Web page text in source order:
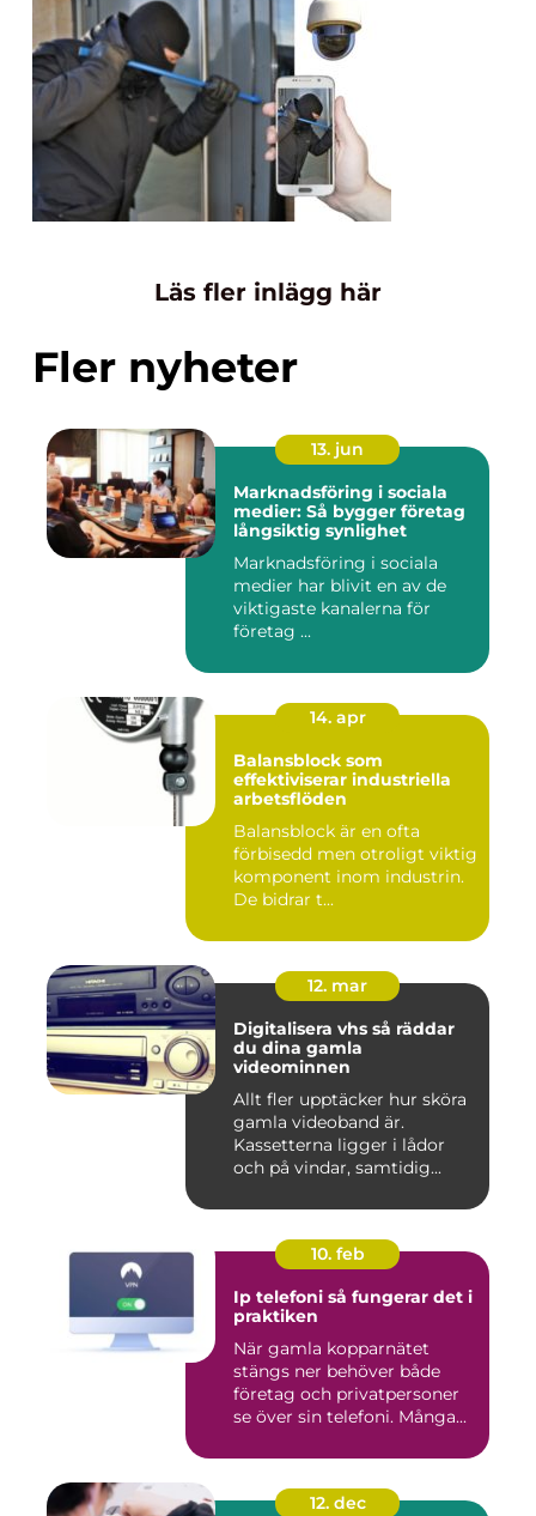
Läs fler inlägg här
Fler nyheter
13. jun
Marknadsföring i sociala
medier: Så bygger företag
långsiktig synlighet
Marknadsföring i sociala
medier har blivit en av de
viktigaste kanalerna för
företag ...
14. apr
Balansblock som
effektiviserar industriella
arbetsflöden
Balansblock är en ofta
förbisedd men otroligt viktig
komponent inom industrin.
De bidrar t...
12. mar
Digitalisera vhs så räddar
du dina gamla
videominnen
Allt fler upptäcker hur sköra
gamla videoband är.
Kassetterna ligger i lådor
och på vindar, samtidig...
10. feb
Ip telefoni så fungerar det i
praktiken
När gamla kopparnätet
stängs ner behöver både
företag och privatpersoner
se över sin telefoni. Många...
12. dec